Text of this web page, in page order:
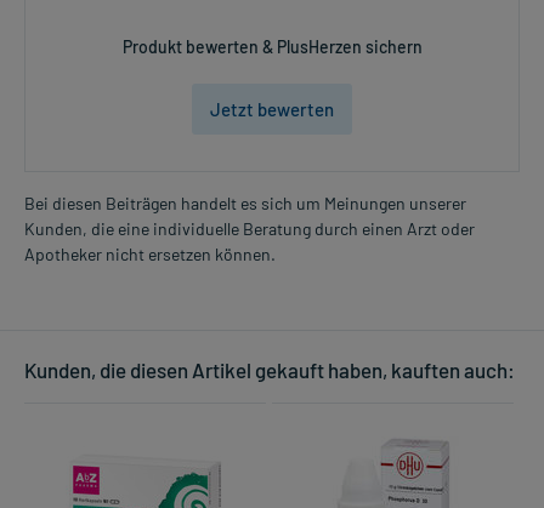
Produkt bewerten & PlusHerzen sichern
Jetzt bewerten
Bei diesen Beiträgen handelt es sich um Meinungen unserer
Kunden, die eine individuelle Beratung durch einen Arzt oder
Apotheker nicht ersetzen können.
Kunden, die diesen Artikel gekauft haben, kauften auch: